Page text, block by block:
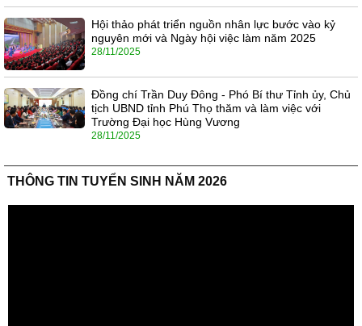
Hội thảo phát triển nguồn nhân lực bước vào kỷ
nguyên mới và Ngày hội việc làm năm 2025
28/11/2025
Đồng chí Trần Duy Đông - Phó Bí thư Tỉnh ủy, Chủ
tịch UBND tỉnh Phú Thọ thăm và làm việc với
Trường Đại học Hùng Vương
28/11/2025
THÔNG TIN TUYỂN SINH NĂM 2026